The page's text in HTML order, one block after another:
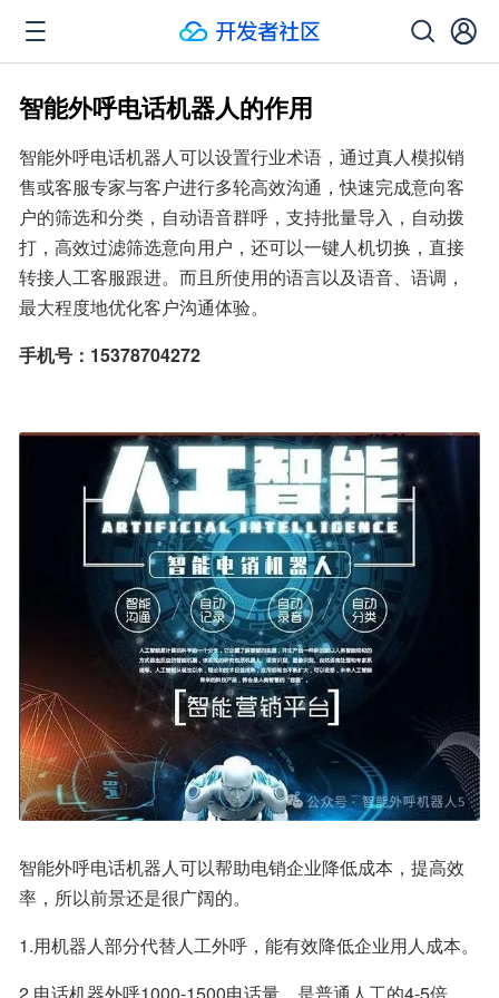
智能外呼电话机器人的作用
智能外呼电话机器人可以设置行业术语，通过真人模拟销
售或客服专家与客户进行多轮高效沟通，快速完成意向客
户的筛选和分类，自动语音群呼，支持批量导入，自动拨
打，高效过滤筛选意向用户，还可以一键人机切换，直接
转接人工客服跟进。而且所使用的语言以及语音、语调，
最大程度地优化客户沟通体验。
手机号：15378704272
智能外呼电话机器人可以帮助电销企业降低成本，提高效
率，所以前景还是很广阔的。
1.用机器人部分代替人工外呼，能有效降低企业用人成本。